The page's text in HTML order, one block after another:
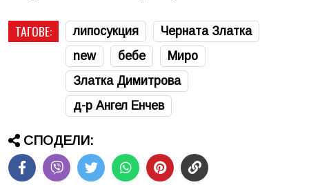
ТАГОВЕ: липосукция
Черната Златка
new
бебе
Миро
Златка Димитрова
д-р Ангел Енчев
СПОДЕЛИ: